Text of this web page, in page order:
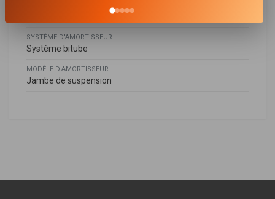
SYSTÈME D'AMORTISSEUR
Système bitube
MODÈLE D'AMORTISSEUR
Jambe de suspension
Voir plus